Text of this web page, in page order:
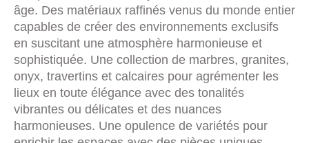
âge. Des matériaux raffinés venus du monde entier
capables de créer des environnements exclusifs
en suscitant une atmosphère harmonieuse et
sophistiquée. Une collection de marbres, granites,
onyx, travertins et calcaires pour agrémenter les
lieux en toute élégance avec des tonalités
vibrantes ou délicates et des nuances
harmonieuses. Une opulence de variétés pour